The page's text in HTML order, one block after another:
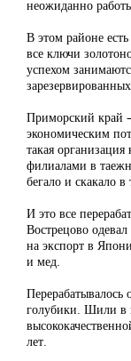
неожиданно
В этом районе
все ключи
успехом
Приморский край
экономическим
такая
филиалами в
бегало и скакало в
И это все
Вострецово
на экспорт в
и мед.
Перерабатывалось
голубики. Шили в
лет.